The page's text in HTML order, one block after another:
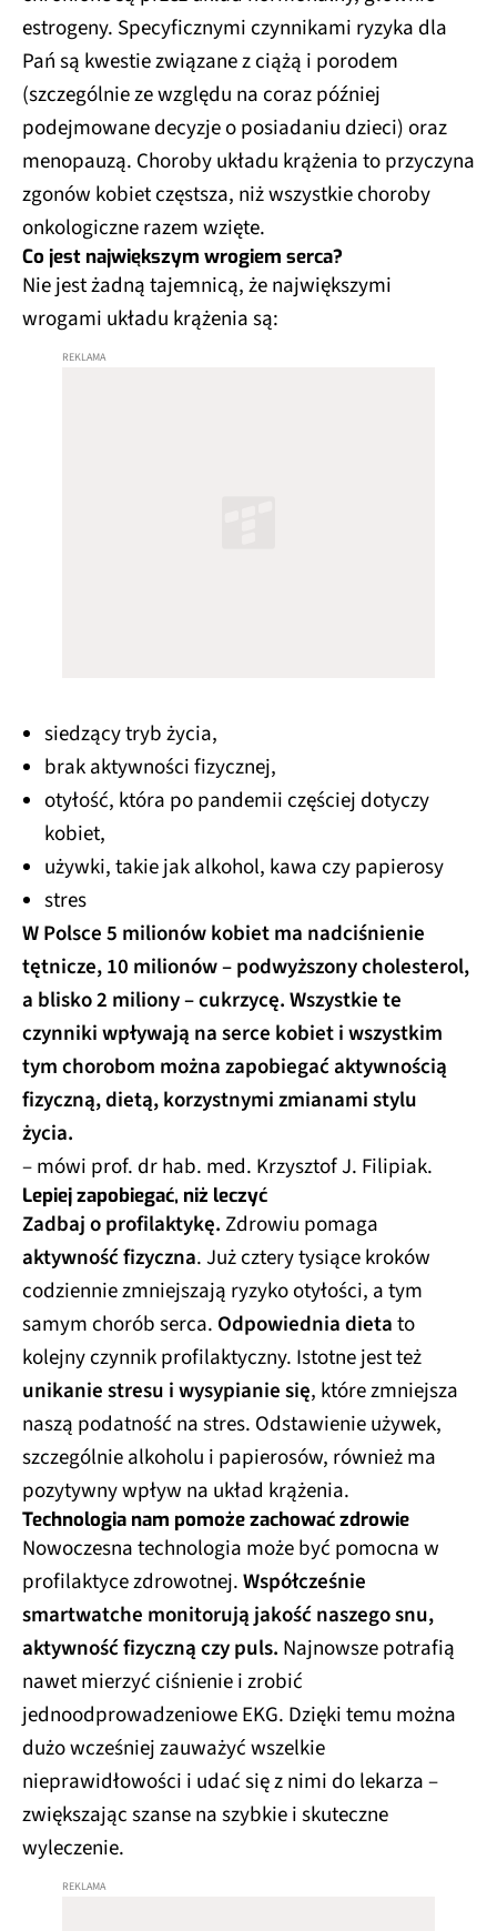
estrogeny. Specyficznymi czynnikami ryzyka dla
Pań są kwestie związane z ciążą i porodem
(szczególnie ze względu na coraz później
podejmowane decyzje o posiadaniu dzieci) oraz
menopauzą. Choroby układu krążenia to przyczyna
zgonów kobiet częstsza, niż wszystkie choroby
onkologiczne razem wzięte.
Co jest największym wrogiem serca?
Nie jest żadną tajemnicą, że największymi
wrogami układu krążenia są:
siedzący tryb życia,
brak aktywności fizycznej,
otyłość, która po pandemii częściej dotyczy
kobiet,
używki, takie jak alkohol, kawa czy papierosy
stres
W Polsce 5 milionów kobiet ma nadciśnienie
tętnicze, 10 milionów – podwyższony cholesterol,
a blisko 2 miliony – cukrzycę. Wszystkie te
czynniki wpływają na serce kobiet i wszystkim
tym chorobom można zapobiegać aktywnością
fizyczną, dietą, korzystnymi zmianami stylu
życia.
– mówi prof. dr hab. med. Krzysztof J. Filipiak.
Lepiej zapobiegać, niż leczyć
Zadbaj o profilaktykę. Zdrowiu pomaga
aktywność fizyczna . Już cztery tysiące kroków
codziennie zmniejszają ryzyko otyłości, a tym
samym chorób serca. Odpowiednia dietato
kolejny czynnik profilaktyczny. Istotne jest też
unikanie stresu i wysypianie się , które zmniejsza
naszą podatność na stres. Odstawienie używek,
szczególnie alkoholu i papierosów, również ma
pozytywny wpływ na układ krążenia.
Technologia nam pomoże zachować zdrowie
Nowoczesna technologia może być pomocna w
profilaktyce zdrowotnej. Współcześnie
smartwatche monitorują jakość naszego snu,
aktywność fizyczną czy puls. Najnowsze potrafią
nawet mierzyć ciśnienie i zrobić
jednoodprowadzeniowe EKG. Dzięki temu można
dużo wcześniej zauważyć wszelkie
nieprawidłowości i udać się z nimi do lekarza –
zwiększając szanse na szybkie i skuteczne
wyleczenie.